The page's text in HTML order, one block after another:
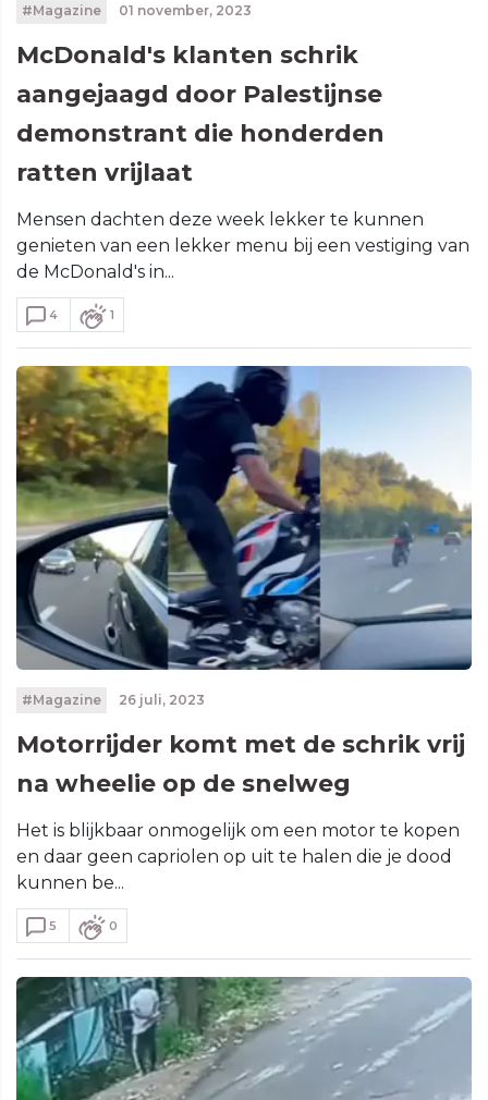
#Magazine 01 november, 2023
McDonald's klanten schrik
aangejaagd door Palestijnse
demonstrant die honderden
ratten vrijlaat
Mensen dachten deze week lekker te kunnen
genieten van een lekker menu bij een vestiging van
de McDonald's in...
4 1
#Magazine 26 juli, 2023
Motorrijder komt met de schrik vrij
na wheelie op de snelweg
Het is blijkbaar onmogelijk om een motor te kopen
en daar geen capriolen op uit te halen die je dood
kunnen be...
5 0